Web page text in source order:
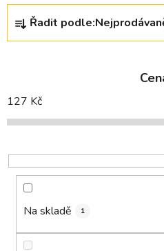
Ř
z
í
p
o
d
Řadit podle:
127 Kč
Na skladě 1